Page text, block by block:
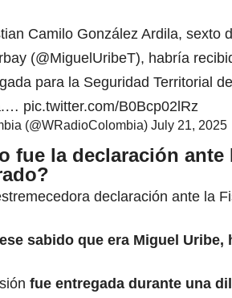
Camilo González Ardila, sexto
(@MiguelUribeT), habría
para la Seguridad Territorial
pic.twitter.com/B0Bcp02lRz
(@WRadioColombia) July 21, 2025
fue la declaración
declaración ante la
sabido que era Miguel Uribe,
fue entregada durante una